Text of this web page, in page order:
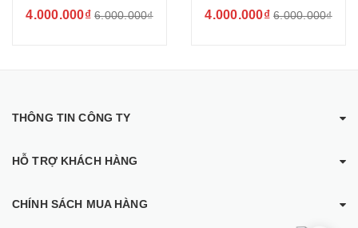
4.000.000₫ 6.000.000₫ 4.000.000₫ 6.000.000₫
THÔNG TIN CÔNG TY
HỖ TRỢ KHÁCH HÀNG
CHÍNH SÁCH MUA HÀNG